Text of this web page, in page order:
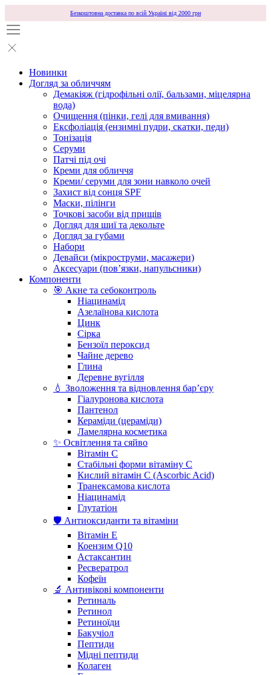
Безкоштовна доставка по всій Україні від 2000 грн
Новинки
Догляд за обличчям
Демакіяж (гідрофільні олії, бальзами, міцелярна
вода)
Очищення (пінки, гелі для вмивання)
Ексфоліація (ензимні пудри, скатки, педи)
Тонізація
Серуми
Патчі під очі
Креми для обличчя
Креми/ серуми для зони навколо очей
Захист від сонця SPF
Маски, пілінги
Точкові засоби від прищів
Догляд для шиї та декольте
Догляд за губами
Набори
Девайси (мікроструми, масажери)
Аксесуари (повʼязки, напульсники)
Компоненти
🎯 Акне та себоконтроль
Ніацинамід
Азелаїнова кислота
Цинк
Сірка
Бензоїл пероксид
Чайне дерево
Глина
Деревне вугілля
💧 Зволоження та відновлення бар’єру
Гіалуронова кислота
Пантенол
Кераміди (цераміди)
Ламелярна косметика
✨ Освітлення та сяйво
Вітамін С
Стабільні форми вітаміну С
Кислий вітамін С (Ascorbic Acid)
Транексамова кислота
Ніацинамід
Глутатіон
🛡️ Антиоксиданти та вітаміни
Вітамін Е
Коензим Q10
Астаксантин
Ресвератрол
Кофеїн
🔬 Антивікові компоненти
Ретиналь
Ретинол
Ретиноїди
Бакучіол
Пептиди
Мідні пептиди
Колаген